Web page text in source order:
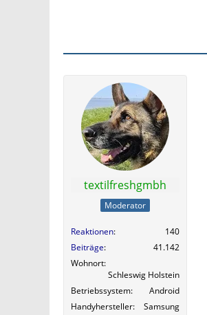
textilfreshgmbh
Moderator
Reaktionen
140
Beiträge
41.142
Wohnort
Schleswig Holstein
Betriebssystem
Android
Handyhersteller
Samsung